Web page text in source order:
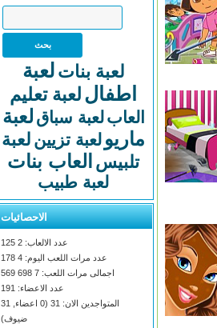
لعبة بنات لعبة
اطفاللعبة تعليم
العابلعبة سباق لعبة
ماريو لعبة تزيين لعبة
تلبيس العاب بنات
لعبة طبيب
الاحصائيات
عدد الالعاب: 2 125
عدد مرات اللعب اليوم: 4 178
اجمالى مرات اللعب: 7 698 569
عدد الاعضاء: 191
المتواجدين الان: 31 (0 اعضاء, 31
ضيوف)